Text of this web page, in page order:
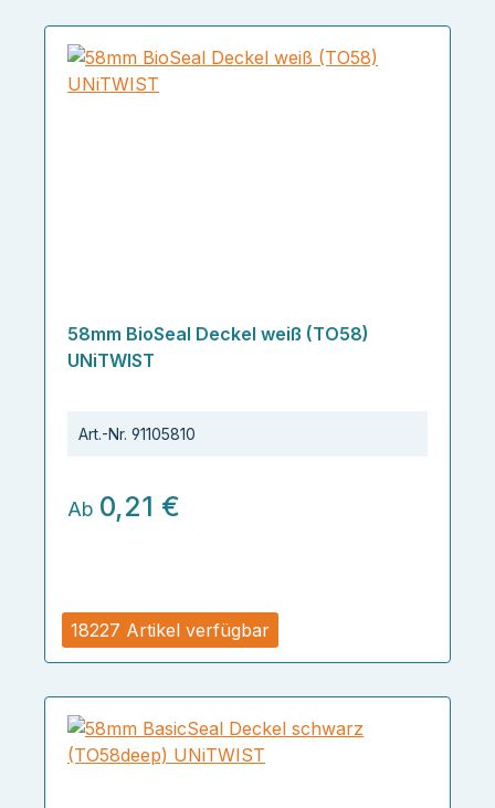
18227 Artikel verfügbar
58mm BioSeal Deckel weiß (TO58)
UNiTWIST
Art.-Nr. 91105810
Ab 0,21 €